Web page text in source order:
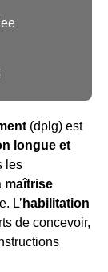
(dplg) est
longue et
les
maîtrise
L’ habilitation
de concevoir,